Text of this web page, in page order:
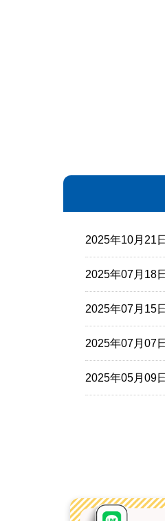
2025年10月21日
2025年07月18日
2025年07月15日
2025年07月07日
2025年05月09日